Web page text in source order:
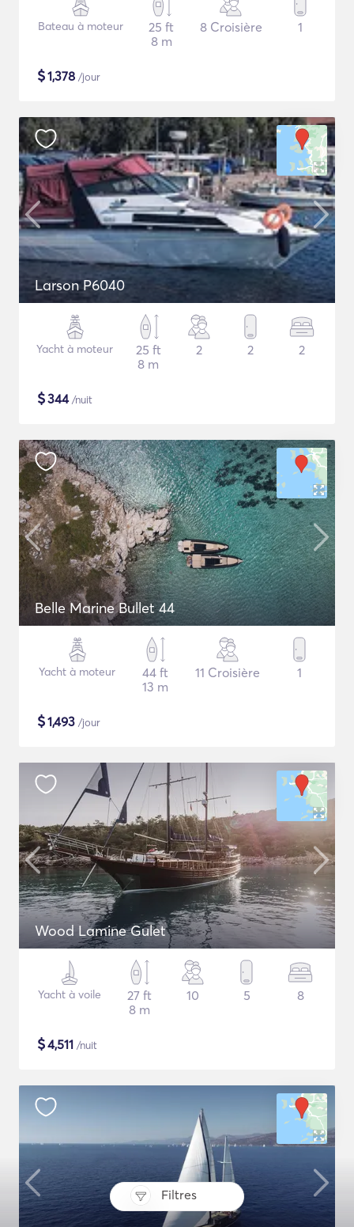
Filtres
Bateau à moteur
25 ft
8 m
8 Croisière 1
$1,378 /jour
Larson P6040
Yacht à moteur
25 ft
8 m
2 2 2
$344/nuit
Belle Marine Bullet 44
Yacht à moteur
44 ft
13 m
11 Croisière 1
$1,493 /jour
Wood Lamine Gulet
Yacht à voile
27 ft
8 m
10 5 8
$4,511 /nuit